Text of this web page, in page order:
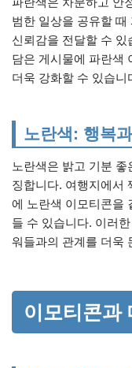
범한 일상을 공유할
신뢰감을 전달할 수
담은 게시물에 파란색
더욱 강화할 수 있습니
노란색: 행복
노란색은 밝고 기분
징합니다. 여행지에서
에 노란색 이모티콘을
들 수 있습니다. 이러
워들과의 관계를 더욱
이모티콘과